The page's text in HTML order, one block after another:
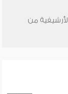
من